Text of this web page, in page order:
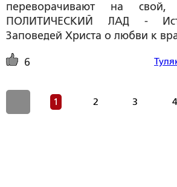
переворачивают на свой,
ПОЛИТИЧЕСКИЙ ЛАД -
Заповедей Христа о любви к
6
1 2 3 4